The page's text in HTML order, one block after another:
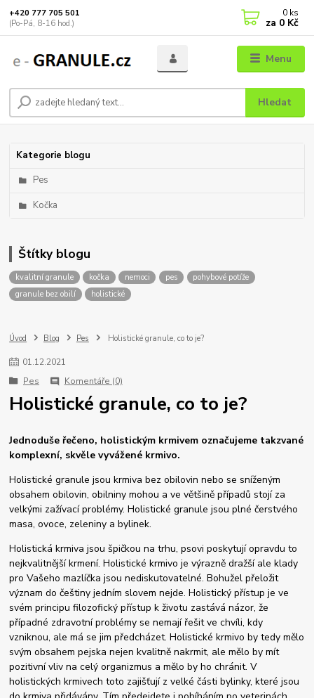
Menu
Hledat
+420 777 705 501
(Po-Pá, 8-16 hod.)
0 ks
za 0 Kč
Kategorie blogu
Pes
Kočka
Štítky blogu
kvalitní granule kočka nemoci pes
pohybové potíže
granule bez obilí
holistické
Úvod Blog Pes Holistické granule, co to je?
01.12.2021
Pes
Komentáře (0)
Holistické granule, co to je?
Jednoduše řečeno, holistickým krmivem označujeme takzvané
komplexní, skvěle vyvážené krmivo.
Holistické granule jsou krmiva bez obilovin nebo se sníženým
obsahem obilovin, obilniny mohou a ve většině případů stojí za
velkými zažívací problémy. Holistické granule jsou plné čerstvého
masa, ovoce, zeleniny a bylinek.
Holistická krmiva jsou špičkou na trhu, psovi poskytují opravdu to
nejkvalitnější krmení.Holistické krmivo je výrazně dražší ale klady
pro Vašeho mazlíčka jsou nediskutovatelné. Bohužel přeložit
význam do češtiny jedním slovem nejde. Holistický přístup je ve
svém principu filozofický přístup k životu zastává názor, že
případné zdravotní problémy se nemají řešit ve chvíli, kdy
vzniknou, ale má se jim předcházet. Holistické krmivo by tedy mělo
svým obsahem pejska nejen kvalitně nakrmit, ale mělo by mít
pozitivní vliv na celý organizmus a mělo by ho chránit. V
holistických krmivech toto zajišťují z velké části bylinky, které jsou